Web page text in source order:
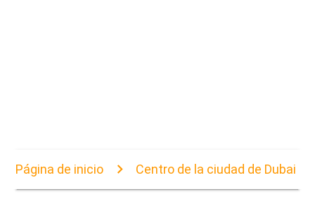
Página de inicio Centro de la ciudad de Dubai